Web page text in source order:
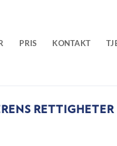
PRIS KONTAKT
RETTIGHETER